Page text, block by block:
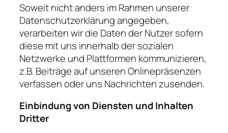
Soweit nicht anders im Rahmen unserer
Datenschutzerklärung angegeben,
verarbeiten wir die Daten der Nutzer sofern
diese mit uns innerhalb der sozialen
Netzwerke und Plattformen kommunizieren,
z.B. Beiträge auf unseren Onlinepräsenzen
verfassen oder uns Nachrichten zusenden.
Einbindung von Diensten und Inhalten
Dritter